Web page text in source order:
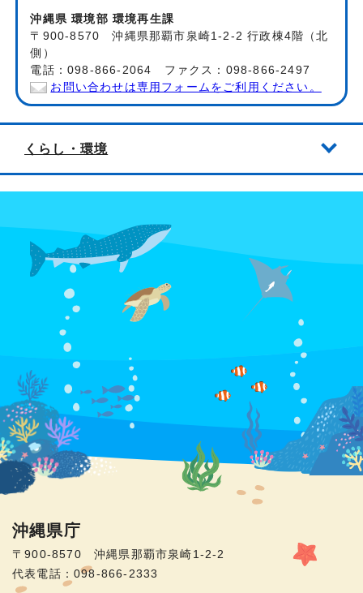
沖縄県 環境部 環境再生課
〒900-8570 沖縄県那覇市泉崎1-2-2 行政棟4階（北
側）
電話：098-866-2064 ファクス：098-866-2497
お問い合わせは専用フォームをご利用ください。
くらし・環境
沖縄県庁
〒900-8570 沖縄県那覇市泉崎1-2-2
代表電話：098-866-2333